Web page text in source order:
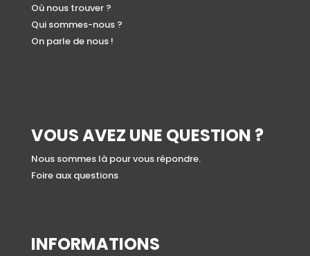
Où nous trouver ?
Qui sommes-nous ?
On parle de nous !
VOUS AVEZ UNE QUESTION ?
Nous sommes là pour vous répondre.
Foire aux questions
INFORMATIONS